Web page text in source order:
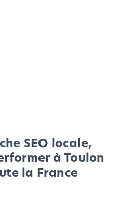
SEO locale,
à Toulon
la France